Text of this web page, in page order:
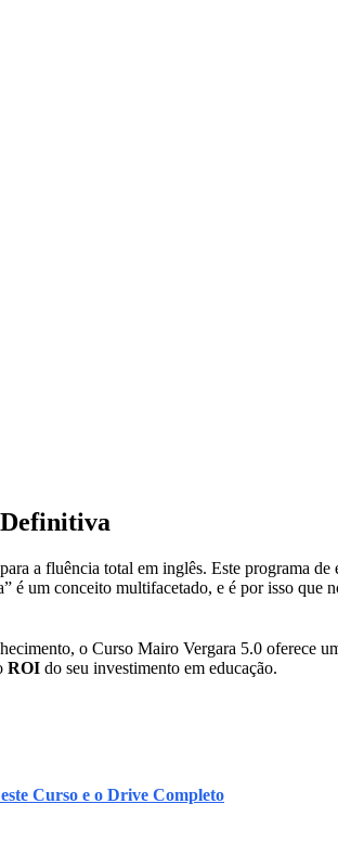
a fluência total em inglês. Este programa
um conceito multifacetado, e é por isso que
o Curso Mairo Vergara 5.0 oferece
ROI do seu investimento em educação.
Curso e o Drive Completo